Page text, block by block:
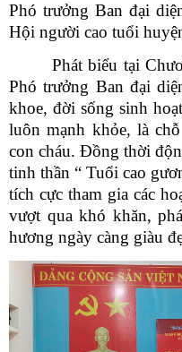
Phó trưởng Ban đại
Hội người cao tuổi
Phát biểu tại
Phó trưởng Ban đại
khoe, đời sống sinh
luôn mạnh khỏe, là
con cháu. Đồng thời
tinh thần “ Tuổi cao
tích cực tham gia các
vượt qua khó khăn,
hương ngày càng giàu